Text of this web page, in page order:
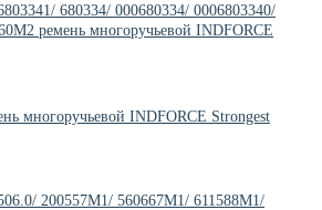
680334/ 000680334/ 0006803340/
ремень многоручьевой INDFORCE
многоручьевой INDFORCE Strongest
200557M1/ 560667M1/ 611588M1/